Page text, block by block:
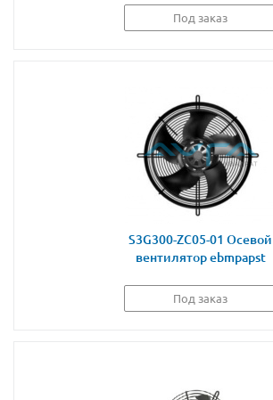
Под заказ
S3G300-ZC05-01 Осевой
вентилятор ebmpapst
Под заказ